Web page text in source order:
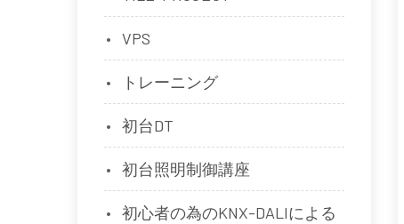
VPS
トレーニング
初台DT
初台照明制御講座
初心者の為のKNX-DALIによる